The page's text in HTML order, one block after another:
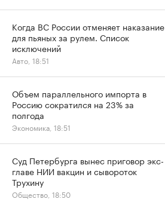
Когда ВС России отменяет наказание
для пьяных за рулем. Список
исключений
Авто, 18:51
Объем параллельного импорта в
Россию сократился на 23% за
полгода
Экономика, 18:51
Суд Петербурга вынес приговор экс-
главе НИИ вакцин и сывороток
Трухину
Общество, 18:50